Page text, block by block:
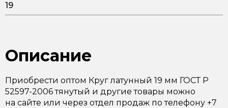
19
Описание
Приобрести оптом Круг латунный 19 мм ГОСТ Р
52597-2006 тянутый и другие товары можно
на сайте или через отдел продаж по телефону +7